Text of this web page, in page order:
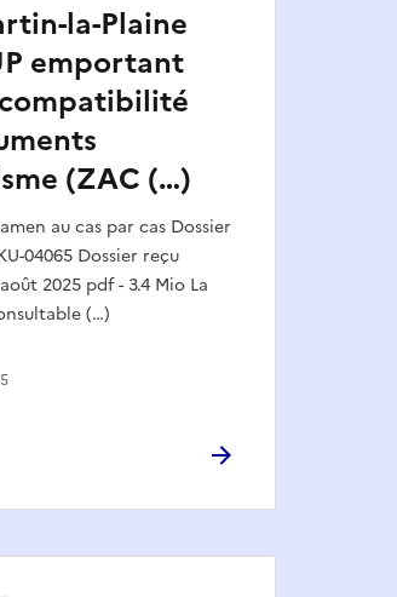
la-Plaine
emportant
(ZAC (…)
au cas par cas Dossier
04065 Dossier reçu
2025 pdf - 3.4 Mio La
(…)